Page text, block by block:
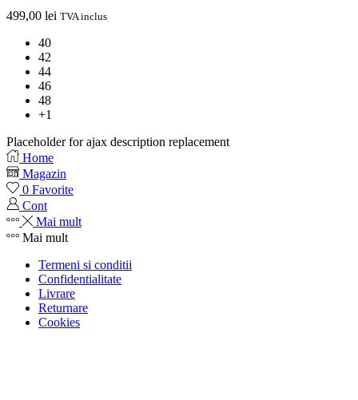
499,00 lei TVA inclus
40
42
44
46
48
+1
Placeholder for ajax description replacement
Home
Magazin
0 Favorite
Cont
Mai mult
Mai mult
Termeni si conditii
Confidentialitate
Livrare
Returnare
Cookies